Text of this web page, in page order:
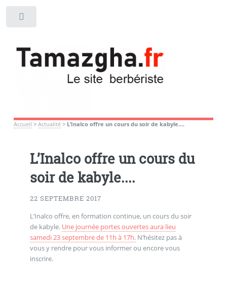
Accueil > Actualité> L’Inalco offre un cours du soir de kabyle....
L’Inalco offre un cours du
soir de kabyle....
22 SEPTEMBRE 2017
L’Inalco offre, en formation continue, un cours du soir
de kabyle. Une journée portes ouvertes aura lieu
samedi 23 septembre de 11h à 17h.N’hésitez pas à
vous y rendre pour vous informer ou encore vous
inscrire.